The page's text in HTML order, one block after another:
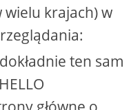
wielu krajach) w
ten sam